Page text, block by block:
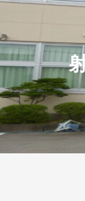
Skip
content
今